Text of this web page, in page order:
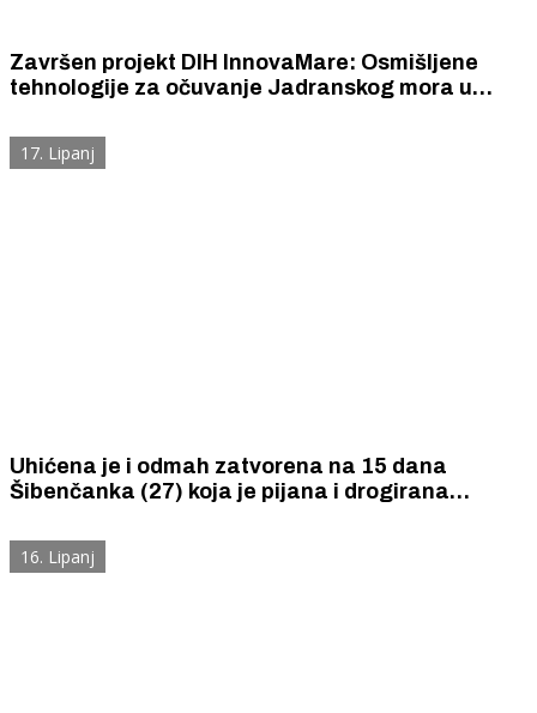
Završen projekt DIH InnovaMare: Osmišljene
tehnologije za očuvanje Jadranskog mora u
Hrvatska
17. Lipanj
Uhićena je i odmah zatvorena na 15 dana
Šibenčanka (27) koja je pijana i drogirana
16. Lipanj